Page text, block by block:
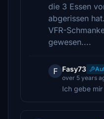
die 3 Essen
abgerissen
VFR-
gewesen....
F Fasy73
over 5 years
Ich gebe